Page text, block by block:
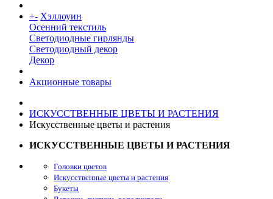
+- Хэллоуин
Осенний текстиль
Светодиодные гирлянды
Светодиодный декор
Декор
Акционные товары
ИСКУССТВЕННЫЕ ЦВЕТЫ И РАСТЕНИЯ
Искусственные цветы и растения
ИСКУССТВЕННЫЕ ЦВЕТЫ И РАСТЕНИЯ
Головки цветов
Искусственные цветы и растения
Букеты